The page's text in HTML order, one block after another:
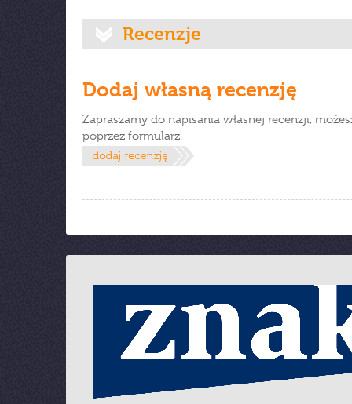
Recenzje
Dodaj własną recenzję
Zapraszamy do napisania własnej recenzji,
poprzez formularz.